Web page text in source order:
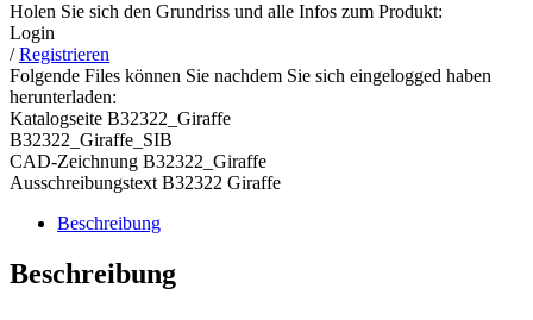
Holen Sie sich den Grundriss und alle Infos zum Produkt:
Login
/Registrieren
Folgende Files können Sie nachdem Sie sich eingelogged haben
herunterladen:
Katalogseite B32322_Giraffe
B32322_Giraffe_SIB
CAD-Zeichnung B32322_Giraffe
Ausschreibungstext B32322 Giraffe
Beschreibung
Beschreibung